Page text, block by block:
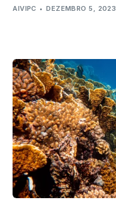
AIVIPC DEZEMBRO 5, 2023